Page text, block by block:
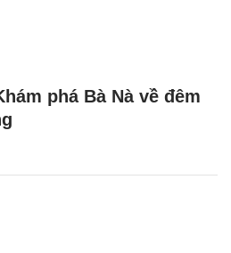
phá Bà Nà về đêm